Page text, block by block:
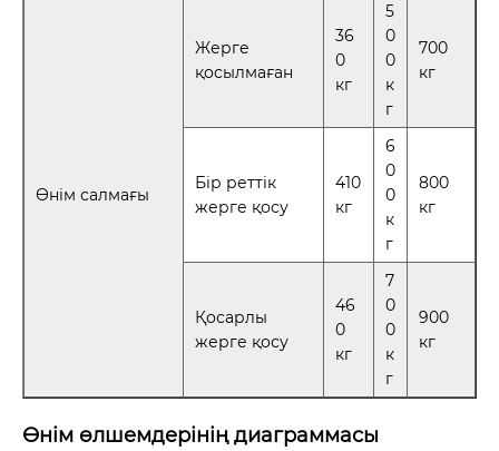
Өнім салмағы
Жерге
қосылмаған
36
0
кг
5
0
0
к
г
700
кг
Бір реттік
жерге қосу
410
кг
6
0
0
к
г
800
кг
Қосарлы
жерге қосу
46
0
кг
7
0
0
к
г
900
кг
Өнім өлшемдерінің диаграммасы